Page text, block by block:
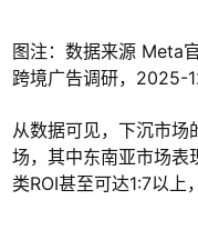
图注：数据来源 Meta
跨境广告调研，2025-
从数据可见，下沉市
场，其中东南亚市场
类ROI甚至可达1:7以上